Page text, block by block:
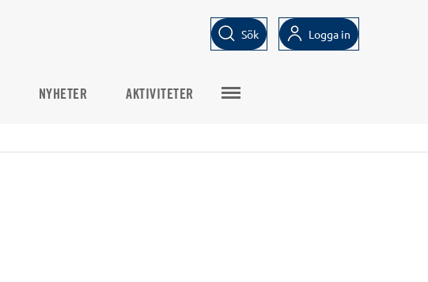
Sök Logga in
NYHETER AKTIVITETER